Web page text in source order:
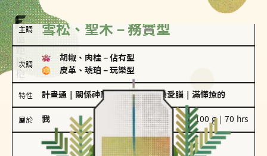
主調 雪松、聖木－務實型
次調
胡椒、肉桂 － 佔有型
皮革、琥珀 － 玩樂型
特性 計畫通 關係神隊友 愛吃醋｜戀愛腦 滿懂撩的
屬於 我 100 g｜70 hrs
務實型